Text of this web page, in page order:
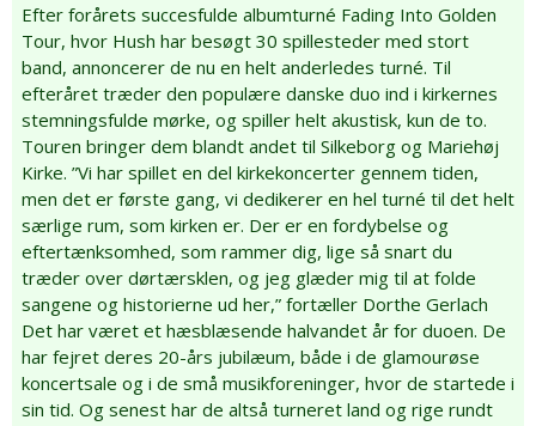
Efter forårets succesfulde albumturné Fading Into Golden
Tour, hvor Hush har besøgt 30 spillesteder med stort
band, annoncerer de nu en helt anderledes turné. Til
efteråret træder den populære danske duo ind i kirkernes
stemningsfulde mørke, og spiller helt akustisk, kun de to.
Touren bringer dem blandt andet til Silkeborg og Mariehøj
Kirke. ”Vi har spillet en del kirkekoncerter gennem tiden,
men det er første gang, vi dedikerer en hel turné til det helt
særlige rum, som kirken er. Der er en fordybelse og
eftertænksomhed, som rammer dig, lige så snart du
træder over dørtærsklen, og jeg glæder mig til at folde
sangene og historierne ud her,” fortæller Dorthe Gerlach
Det har været et hæsblæsende halvandet år for duoen. De
har fejret deres 20-års jubilæum, både i de glamourøse
koncertsale og i de små musikforeninger, hvor de startede i
sin tid. Og senest har de altså turneret land og rige rundt